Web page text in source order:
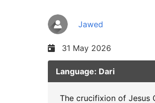
Jawed
31 May 2026
Language: Dari
The crucifixion of Jesus